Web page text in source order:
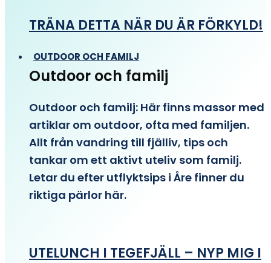
TRÄNA DETTA NÄR DU ÄR FÖRKYLD!
OUTDOOR OCH FAMILJ
Outdoor och familj
Outdoor och familj: Här finns massor med
artiklar om outdoor, ofta med familjen.
Allt från vandring till fjälliv, tips och
tankar om ett aktivt uteliv som familj.
Letar du efter utflyktsips i Åre finner du
riktiga pärlor här.
UTELUNCH I TEGEFJÄLL – NYP MIG I